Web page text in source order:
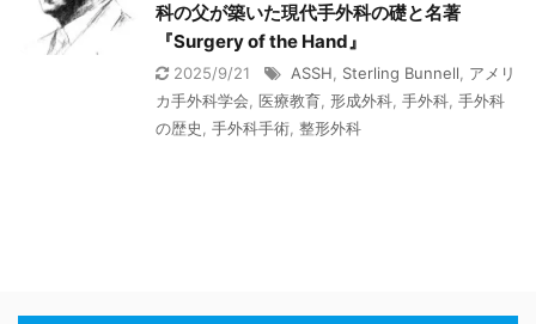
科の父が築いた現代手外科の礎と名著
『Surgery of the Hand』
2025/9/21 ASSH Sterling Bunnell
アメリ
カ手外科学会
医療教育 形成外科 手外科 手外科
の歴史
手外科手術 整形外科